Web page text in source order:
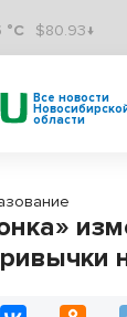
°C $80.93↓
Все новости
области